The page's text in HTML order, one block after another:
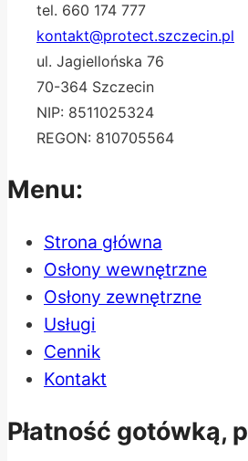
tel. 660 174 777
kontakt@protect.szczecin.pl
ul. Jagiellońska 76
70-364 Szczecin
NIP: 8511025324
REGON: 810705564
Menu:
Strona główna
Osłony wewnętrzne
Osłony zewnętrzne
Usługi
Cennik
Kontakt
Płatność gotówką,